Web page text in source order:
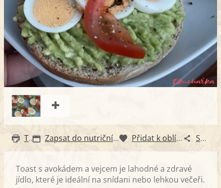
Tisk Zapsat do nutričního diáře Přidat k oblíbeným Sdílet
Toast s avokádem a vejcem je lahodné a zdravé
jídlo, které je ideální na snídani nebo lehkou večeři.